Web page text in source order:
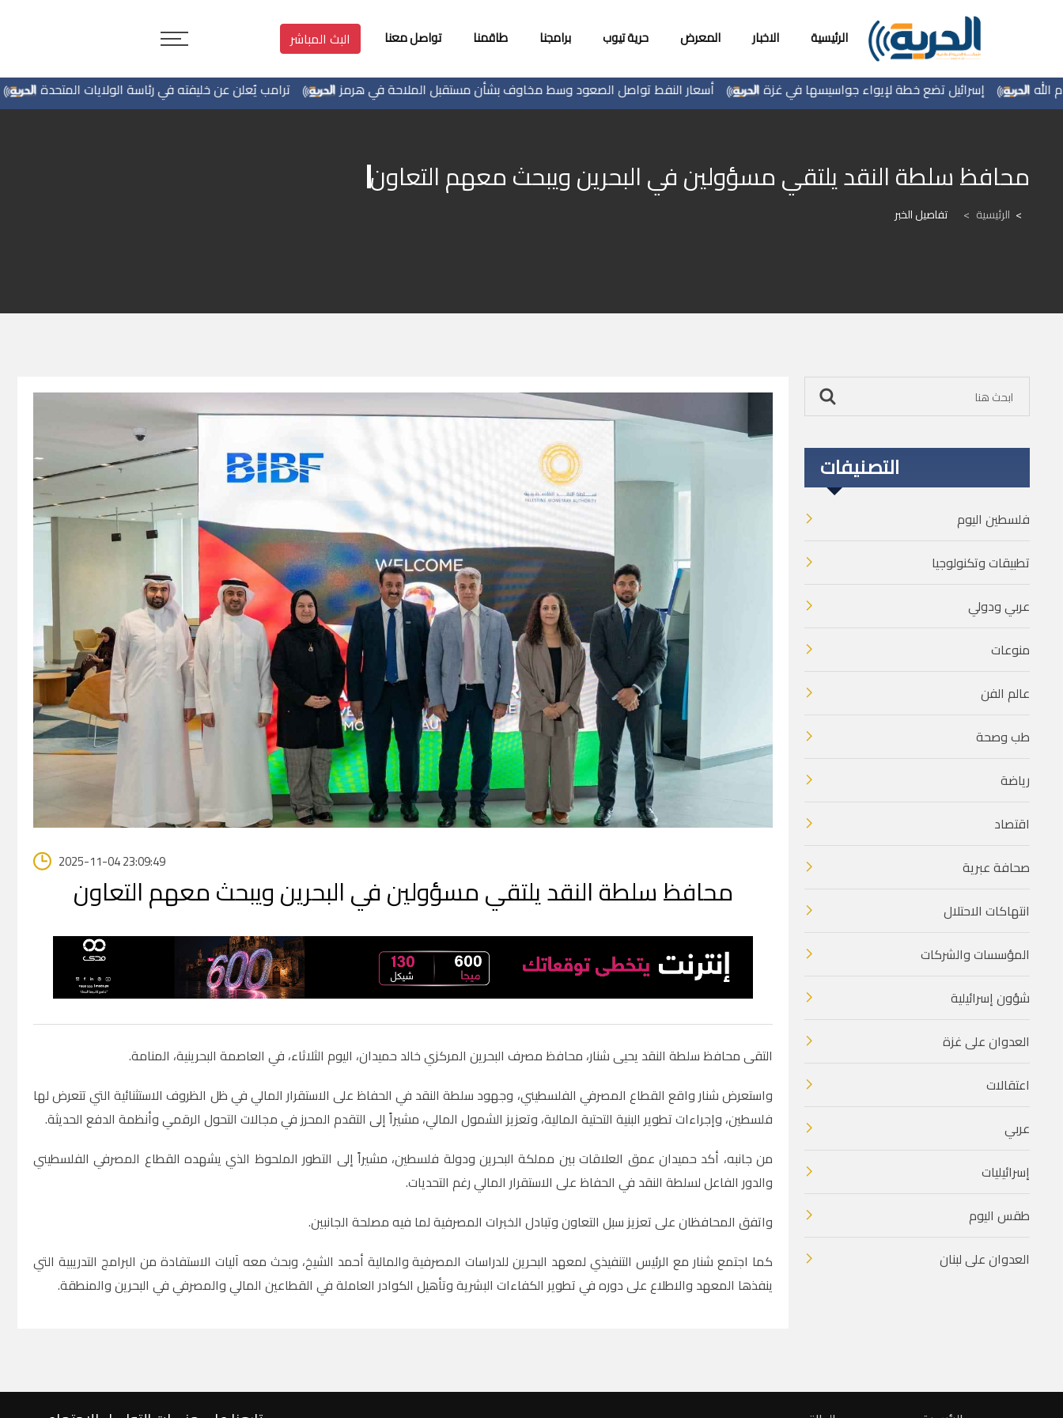
الرئيسية الاخبار المعرض حرية تيوب برامجنا طاقمنا تواصل معنا البث المباشر
ترامب يُعلن عن خليفته في رئاسة الولايات المتحدة أسعار النفط تواصل الصعود وسط مخاوف بشأن مستقبل الملاحة في هرمز إسرائيل تضع خطة لإيواء جواسيسها في غزة
محافظ سلطة النقد يلتقي مسؤولين في البحرين ويبحث معهم التعاون
الرئيسية > تفاصيل الخبر
2025-11-04 23:09:49
محافظ سلطة النقد يلتقي مسؤولين في البحرين ويبحث معهم التعاون
التقى محافظ سلطة النقد يحيى شنار، محافظ مصرف البحرين المركزي خالد حميدان، اليوم الثلاثاء، في العاصمة البحرينية، المنامة.
واستعرض شنار واقع القطاع المصرفي الفلسطيني، وجهود سلطة النقد في الحفاظ على الاستقرار المالي في ظل الظروف الاستثنائية التي تتعرض لها
فلسطين، وإجراءات تطوير البنية التحتية المالية، وتعزيز الشمول المالي، مشيراً إلى التقدم المحرز في مجالات التحول الرقمي وأنظمة الدفع الحديثة.
من جانبه، أكد حميدان عمق العلاقات بين مملكة البحرين ودولة فلسطين، مشيراً إلى التطور الملحوظ الذي يشهده القطاع المصرفي الفلسطيني
والدور الفاعل لسلطة النقد في الحفاظ على الاستقرار المالي رغم التحديات.
واتفق المحافظان على تعزيز سبل التعاون وتبادل الخبرات المصرفية لما فيه مصلحة الجانبين.
كما اجتمع شنار مع الرئيس التنفيذي لمعهد البحرين للدراسات المصرفية والمالية أحمد الشيخ، وبحث معه آليات الاستفادة من البرامج التدريبية التي
ينفذها المعهد والاطلاع على دوره في تطوير الكفاءات البشرية وتأهيل الكوادر العاملة في القطاعين المالي والمصرفي في البحرين والمنطقة.
التصنيفات
فلسطين اليوم
تطبيقات وتكنولوجيا
عربي ودولي
منوعات
عالم الفن
طب وصحة
رياضة
اقتصاد
صحافة عبرية
انتهاكات الاحتلال
المؤسسات والشركات
شؤون إسرائيلية
العدوان على غزة
اعتقالات
عربي
إسرائيليات
طقس اليوم
العدوان على لبنان